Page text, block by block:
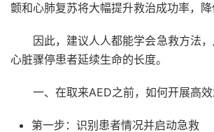
颤和心肺复苏将大幅提升救治成功率，降
因此，建议人人都能学会急救方法
心脏骤停患者延续生命的长度。
一、在取来AED之前，如何开展高效
第一步：识别患者情况并启动急救